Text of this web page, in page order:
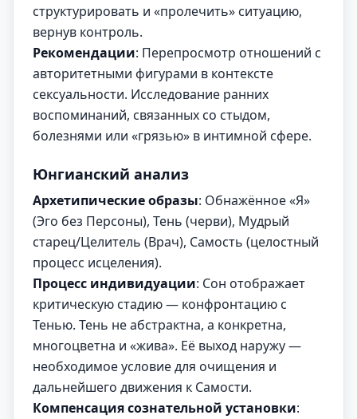
структурировать и «пролечить» ситуацию,
вернув контроль.
Рекомендации: Перепросмотр отношений с
авторитетными фигурами в контексте
сексуальности. Исследование ранних
воспоминаний, связанных со стыдом,
болезнями или «грязью» в интимной сфере.
Юнгианский анализ
Архетипические образы: Обнажённое «Я»
(Эго без Персоны), Тень (черви), Мудрый
старец/Целитель (Врач), Самость (целостный
процесс исцеления).
Процесс индивидуации: Сон отображает
критическую стадию — конфронтацию с
Тенью. Тень не абстрактна, а конкретна,
многоцветна и «жива». Её выход наружу —
необходимое условие для очищения и
дальнейшего движения к Самости.
Компенсация сознательной установки: